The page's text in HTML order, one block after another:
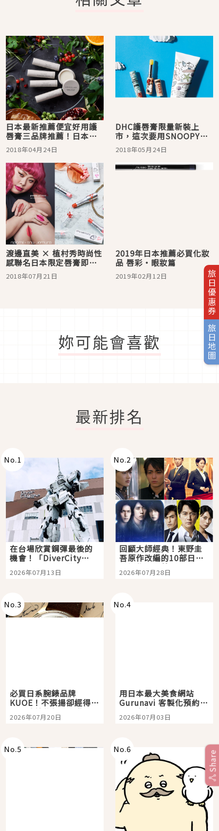
旅日優惠券
旅日地圖
日本最新推薦便宜好用護
唇膏三品牌推薦！日本超
商藥妝店熱賣中
2018年04月24日
DHC護唇膏限量新裝上
市，這次要用SNOOPY和
Cinderella擄獲女孩的
心！
2018年05月24日
渡邊直美 × 植村秀時尚性
感聯名日本限定唇膏即將
火熱發售！
2018年07月21日
2019年日本推薦必買化妝
品 唇彩・眼妝篇
2019年02月12日
妳可能會喜歡
最新排名
No.1
在台場欣賞鋼彈最後的
機會！「DiverCity
Tokyo Plaza」搭船、
購物、美食及夜景，一
2026年07月13日
No.2
回顧大師經典！東野圭
吾原作改編的10部日本
影視作品推薦
2026年07月28日
No.3
必買日系腕錶品牌
KUOE！不張揚卻經得起
時間洗鍊的經典之作五
選
2026年07月20日
No.4
用日本最大美食網站
Gurunavi 客製化預約九
大都市餐廳，打造專屬
美食體驗！
2026年07月03日
No.5 No.6
Share